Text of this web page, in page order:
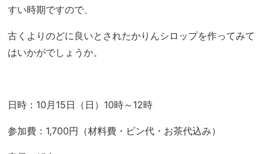
すい時期ですので、
古くよりのどに良いとされたかりんシロップを作ってみて
はいかがでしょうか。
日時：10月15日（日）10時～12時
参加費：1,700円（材料費・ビン代・お茶代込み）